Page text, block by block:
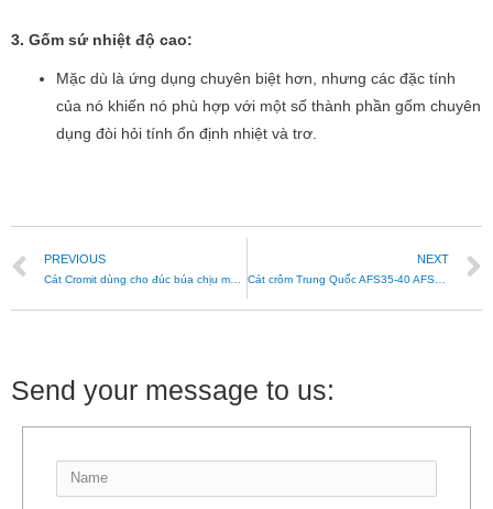
3. Gốm sứ nhiệt độ cao:
Mặc dù là ứng dụng chuyên biệt hơn, nhưng các đặc tính
của nó khiến nó phù hợp với một số thành phần gốm chuyên
dụng đòi hỏi tính ổn định nhiệt và trơ.
PREVIOUS NEXT
Cát crôm Trung Quốc AFS35-40 AFS45-50 AFS45-55
Send your message to us: